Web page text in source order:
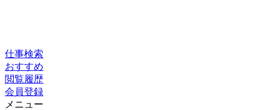
仕事検索
おすすめ
閲覧履歴
会員登録
メニュー